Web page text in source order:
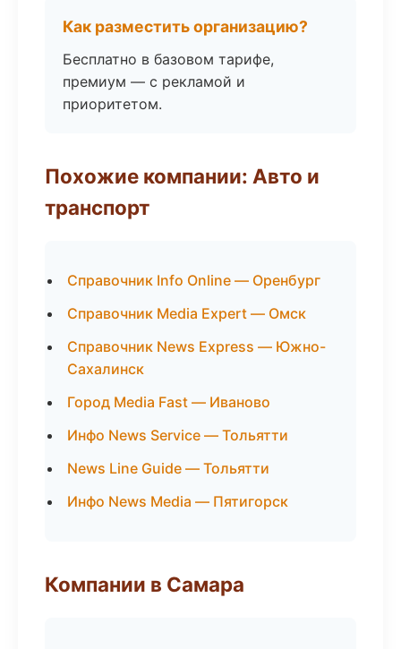
Как разместить организацию?
Бесплатно в базовом тарифе,
премиум — с рекламой и
приоритетом.
Похожие компании: Авто и
транспорт
Справочник Info Online — Оренбург
Справочник Media Expert — Омск
Справочник News Express — Южно-
Сахалинск
Город Media Fast — Иваново
Инфо News Service — Тольятти
News Line Guide — Тольятти
Инфо News Media — Пятигорск
Компании в Самара